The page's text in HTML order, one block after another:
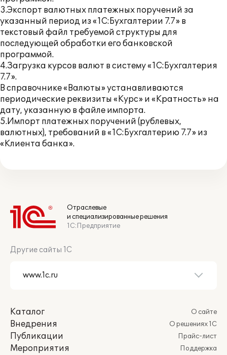
3.Экспорт валютных платежных поручений за
указанный период из «1С:Бухгалтерии 7.7» в
текстовый файл требуемой структуры для
последующей обработки его банковской
программой.
4.Загрузка курсов валют в систему «1С:Бухгалтерия
7.7».
В справочнике «Валюты» устанавливаются
периодические реквизиты «Курс» и «Кратность» на
дату, указанную в файле импорта.
5.Импорт платежных поручений (рублевых,
валютных), требований в «1С:Бухгалтерию 7.7» из
«Клиента банка».
Отраслевые
и специализированные решения
1С:Предприятие
Другие сайты 1С
Каталог
Внедрения
Публикации
Мероприятия
О сайте
О решениях 1С
Прайс-лист
Поддержка